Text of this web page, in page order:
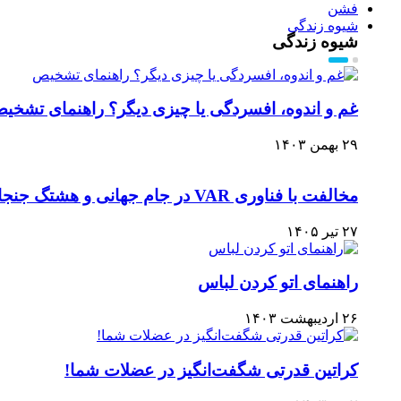
فشن
شیوه زندگی
شیوه زندگی
غم و اندوه، افسردگی یا چیزی دیگر؟ راهنمای
۲۹ بهمن ۱۴۰۳
مخالفت با فناوری VAR در جام جهانی و هشتگ جنجالی علیه تیم آرژانتین
۲۷ تیر ۱۴۰۵
راهنمای اتو کردن لباس‌
۲۶ اردیبهشت ۱۴۰۳
کراتین قدرتی شگفت‌انگیز در عضلات شما!